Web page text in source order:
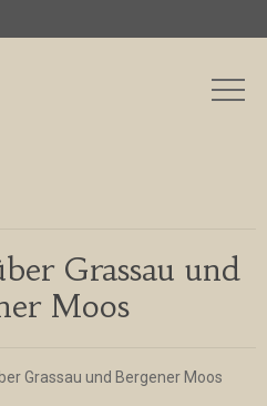
Grassau und
Moos
Grassau und Bergener Moos